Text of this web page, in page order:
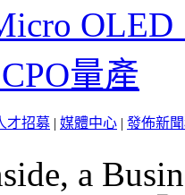
量產
才招募 | 媒體中心 | 發佈新
a